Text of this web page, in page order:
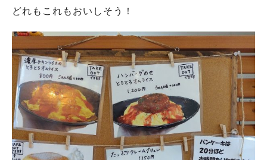
どれもこれもおいしそう！